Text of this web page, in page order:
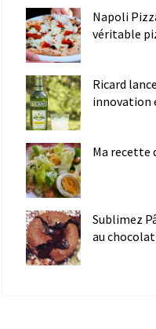
Napoli
véritable
Ricard
innovation
Ma recette
Sublimez
au chocolat